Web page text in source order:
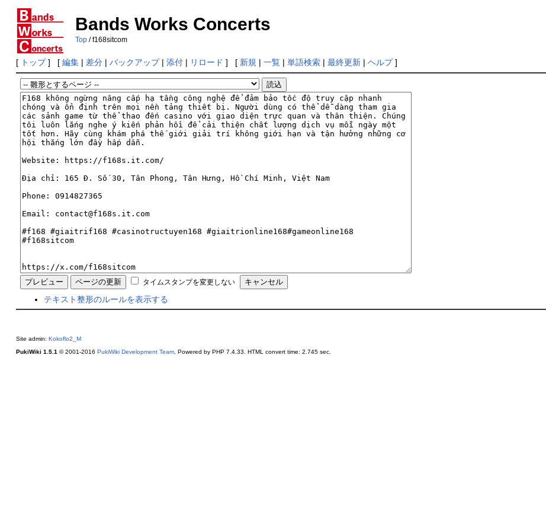
Bands Works Concerts
Top/ f168sitcom
[ トップ] [ 編集| 差分| バックアップ| 添付| リロード ] [ 新規 | 一覧| 単語検索| 最終更新| ヘルプ]
タイムスタンプを変更しない
テキスト整形のルールを表示する
Site admin: Kokoflo2_M
PukiWiki 1.5.1 © 2001-2016 PukiWiki Development Team. Powered by PHP 7.4.33. HTML convert time: 2.745 sec.